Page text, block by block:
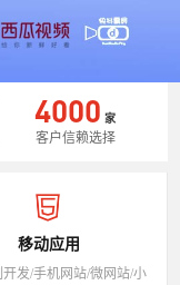
4000 家
客户信赖选择
移动应用
开发/手机网站/微网站/小